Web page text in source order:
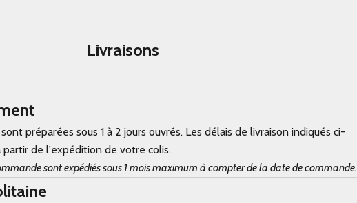
Livraisons
préparées sous 1 à 2 jours ouvrés. Les délais de livraison indiqués ci-
partir de l'expédition de votre colis.
sont expédiés sous 1 mois maximum à compter de la date de commande.